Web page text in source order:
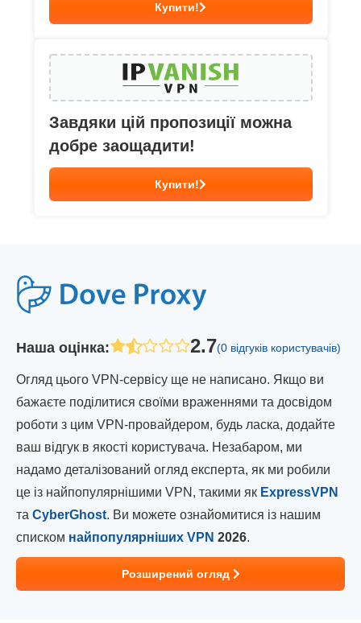
Купити!
Завдяки цій пропозиції можна
добре заощадити!
Купити!
Наша оцінка: 2.7(0 відгуків користувачів)
Огляд цього VPN-сервісу ще не написано. Якщо ви
бажаєте поділитися своїми враженнями та досвідом
роботи з цим VPN-провайдером, будь ласка, додайте
ваш відгук в якості користувача. Незабаром, ми
надамо деталізований огляд експерта, як ми робили
це із найпопулярнішими VPN, такими як ExpressVPN
та CyberGhost. Ви можете ознайомитися із нашим
списком найпопулярніших VPN 2026.
Розширений огляд